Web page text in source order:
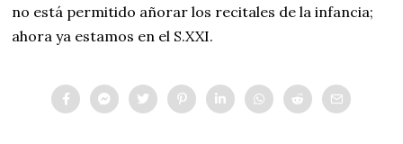
no está permitido añorar los recitales de la infancia;
ahora ya estamos en el S.XXI.